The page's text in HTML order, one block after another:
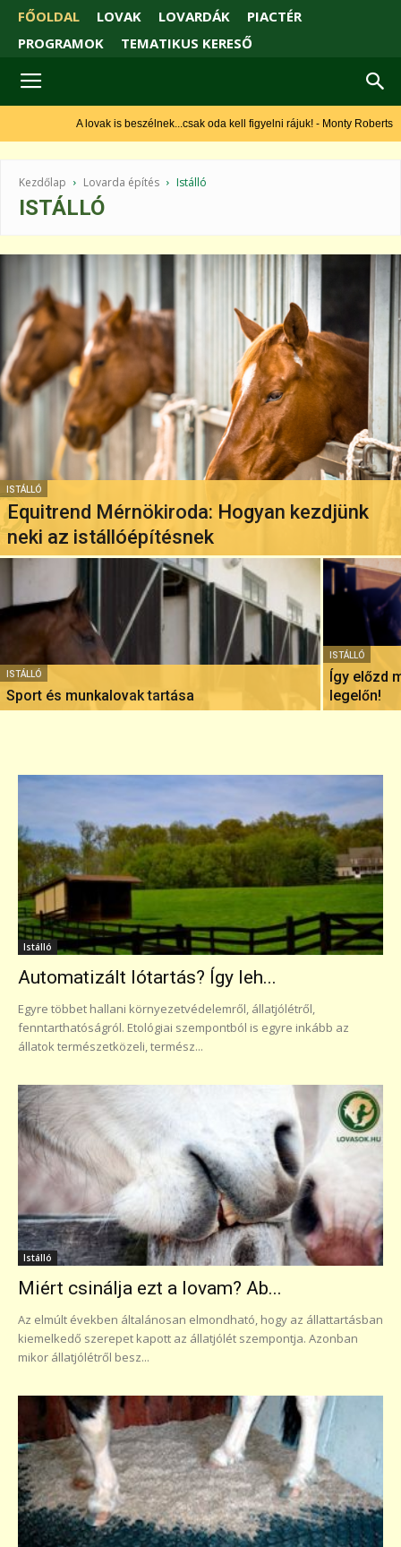
FŐOLDAL LOVAK LOVARDÁK
PIACTÉR
PROGRAMOK
TEMATIKUS KERESŐ
A lovak is beszélnek...csak oda kell figyelni rájuk! - Monty Roberts
Kezdőlap Lovarda építés Istálló
ISTÁLLÓ
ISTÁLLÓ
Equitrend Mérnökiroda: Hogyan kezdjünk
neki az istállóépítésnek
ISTÁLLÓ
Sport és munkalovak tartása
ISTÁLLÓ
Így előzd
legelőn!
Istálló
Automatizált lótartás? Így leh...
Egyre többet hallani környezetvédelemről, állatjólétről,
fenntarthatóságról. Etológiai szempontból is egyre inkább az
állatok természetközeli, termész...
Istálló
Miért csinálja ezt a lovam? Ab...
Az elmúlt években általánosan elmondható, hogy az állattartásban
kiemelkedő szerepet kapott az állatjólét szempontja. Azonban
mikor állatjólétről besz...